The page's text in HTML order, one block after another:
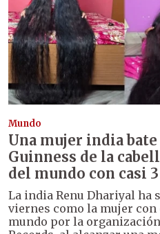
Mundo
Una mujer india
Guinness de la
del mundo con casi
La india Renu Dhariyal ha
viernes como la mujer
mundo por la